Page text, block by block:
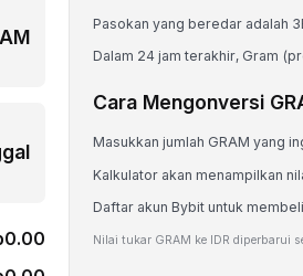
Pasokan yang beredar adalah
Dalam 24 jam terakhir, Gram
Cara Mengonversi
Masukkan jumlah GRAM yang
Kalkulator akan menampilkan
Daftar akun Bybit untuk
Nilai tukar GRAM ke IDR diperbarui